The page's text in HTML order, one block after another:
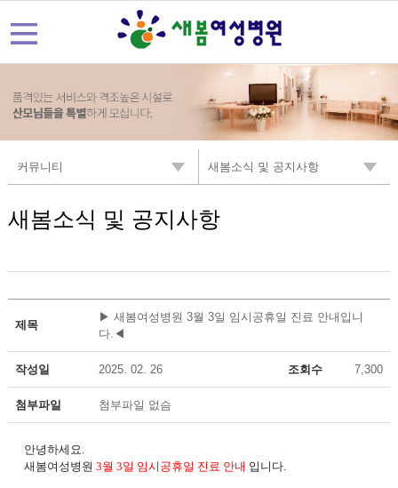
커뮤니티 새봄소식 및 공지사항
새봄소식 및 공지사항
제목
▶ 새봄여성병원 3월 3일 임시공휴일 진료 안내입니
다.◀
작성일 2025. 02. 26 조회수 7,300
첨부파일 첨부파일 없슴
안녕하세요.
새봄여성병원 3월 3일 임시공휴일 진료 안내 입니다.